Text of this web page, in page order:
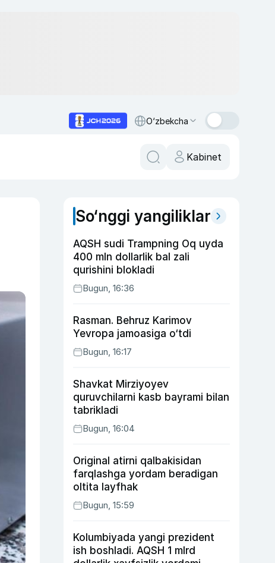
O‘zbekcha
Kabinet
So‘nggi yangiliklar
AQSH sudi Trampning Oq uyda
400 mln dollarlik bal zali
qurishini blokladi
Bugun, 16:36
Rasman. Behruz Karimov
Yevropa jamoasiga o‘tdi
Bugun, 16:17
Shavkat Mirziyoyev
quruvchilarni kasb bayrami bilan
tabrikladi
Bugun, 16:04
Original atirni qalbakisidan
farqlashga yordam beradigan
oltita layfhak
Bugun, 15:59
Kolumbiyada yangi prezident
ish boshladi. AQSH 1 mlrd